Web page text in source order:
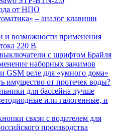
от НПО
– аналог клавиши
и возможности применения
220 В
с шрифтом Брайля
наборных зажимов
GSM реле для «умного дома»
имущество от протечек воды?
для бассейна лучше
или галогенные, и
связи с водителем для
производства